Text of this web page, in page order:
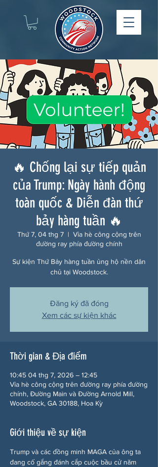
🔥 Chống lại sự tiếp quản
của Trump: Ngày hành động
toàn quốc & Diễn đàn thứ
bảy hàng tuần 🔥
Thứ 7, 04 thg 7
  |
Vỉa hè công cộng trên
đường ray phía đường chính
Sự kiện Thứ Bảy hàng tuần ủng hộ nền dân
chủ tại Woodstock.
Đăng ký đã đóng
Xem các sự kiện khác
Thời gian & Địa điểm
10:45 04 thg 7, 2026 – 12:45
Vỉa hè công cộng trên đường ray phía đường
chính, Đường Main và Đường Arnold Mill,
Woodstock, GA 30188, Hoa Kỳ
Giới thiệu về sự kiện
Trump và các đồng minh MAGA của ông ta
đang cố gắng đánh cắp cuộc bầu cử năm